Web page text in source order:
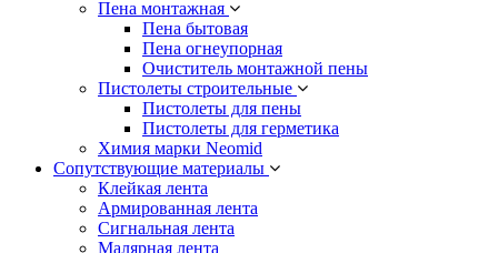
Пена монтажная
Пена бытовая
Пена огнеупорная
Очиститель монтажной пены
Пистолеты строительные
Пистолеты для пены
Пистолеты для герметика
Химия марки Neomid
Сопутствующие материалы
Клейкая лента
Армированная лента
Сигнальная лента
Малярная лента